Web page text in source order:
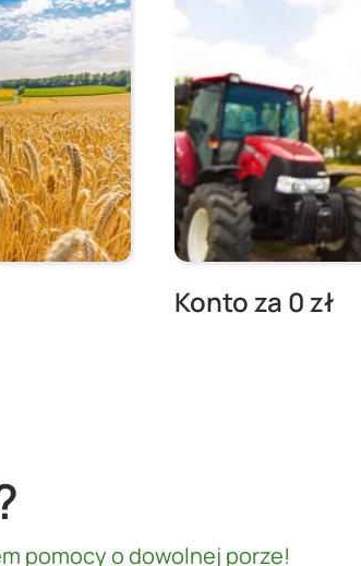
Konto za 0 zł
pomocy o dowolnej porze!